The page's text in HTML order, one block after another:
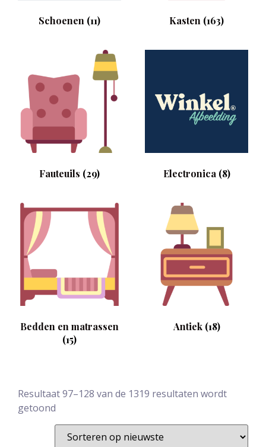
Schoenen (11) Kasten (163)
Fauteuils (29) Electronica (8)
Bedden en matrassen
(15)
Antiek (18)
Resultaat 97–128 van de 1319 resultaten wordt
getoond